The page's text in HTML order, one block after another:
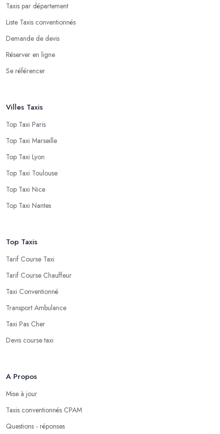
Taxis par département
Liste Taxis conventionnés
Demande de devis
Réserver en ligne
Se référencer
Villes Taxis
Top Taxi Paris
Top Taxi Marseille
Top Taxi Lyon
Top Taxi Toulouse
Top Taxi Nice
Top Taxi Nantes
Top Taxis
Tarif Course Taxi
Tarif Course Chauffeur
Taxi Conventionné
Transport Ambulance
Taxi Pas Cher
Devis course taxi
A Propos
Mise à jour
Taxis conventionnés CPAM
Questions - réponses